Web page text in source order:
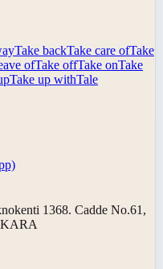
Take backTake care ofTake
ofTake offTake onTake
Take up withTale
1368. Cadde No.61,